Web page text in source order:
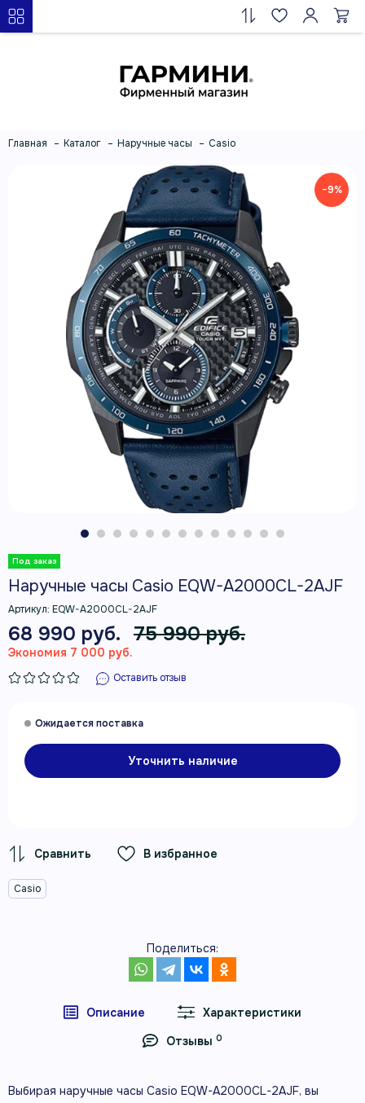
Главная Каталог Наручные часы Casio
−9%
Наручные часы Casio EQW-A2000CL-2AJF
Артикул: EQW-A2000CL-2AJF
68 990 руб. 75 990 руб.
Экономия 7 000 руб.
Оставить отзыв
Уточнить наличие
В избранное
Casio
Поделиться:
Описание
Характеристики
Отзывы 0
Выбирая наручные часы Casio EQW-A2000CL-2AJF, вы